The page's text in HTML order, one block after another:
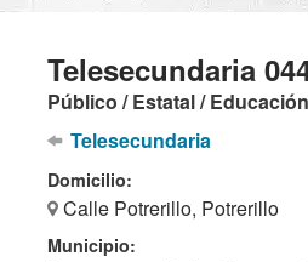
Telesecundaria
Público / Estatal /
Telesecundaria
Domicilio:
Calle Potrerillo, Potrerillo
Municipio: